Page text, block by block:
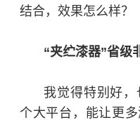
结合，效果怎么样？
“夹纻漆器”省级
我觉得特别好
个大平台，能让更